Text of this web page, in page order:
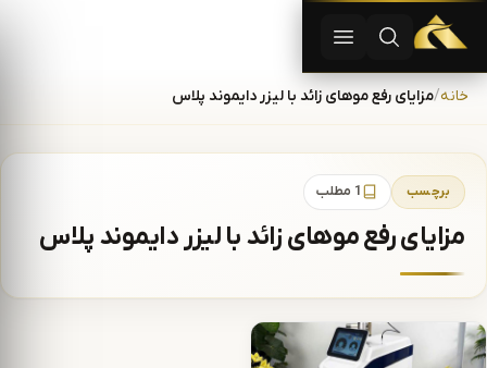
پرش به محتوا
دستگاه لیزر موهای زاید | دستگاه لاغری | آفرودیت لیزر —
باز کردن جستجو
باز کردن منو
خانه مزایای رفع موهای زائد با لیزر دایموند پلاس
برچسب 1 مطلب
مزایای رفع موهای زائد با لیزر دایموند پلاس